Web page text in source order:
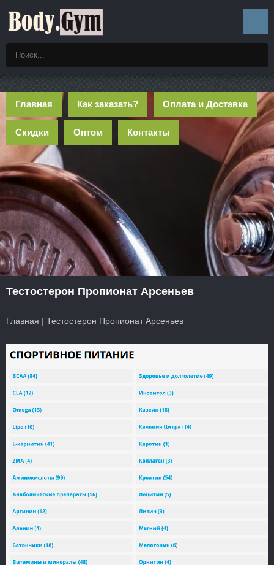
Главная Как заказать? Оплата и Доставка
Скидки Оптом Контакты
Тестостерон Пропионат Арсеньев
Главная | Тестостерон Пропионат Арсеньев